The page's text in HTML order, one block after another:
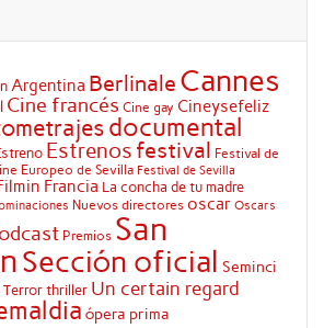
Argentina Berlinale Cannes
Cine francés Cine gay Cineysefeliz
documental
Estrenos festival Festival de
Europeo de Sevilla Festival de Sevilla
Francia La concha de tu madre
Nuevos directores oscar Oscars
Premios San
Sección oficial Seminci
Terrorthriller Un certain regard
ópera prima